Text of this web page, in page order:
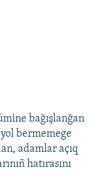
bağışlanğan
bermemege
adamlar açıq
hatırasını